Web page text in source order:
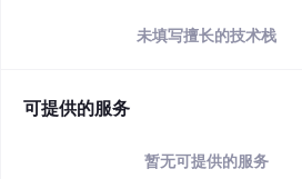
未填写擅长的技术栈
可提供的服务
暂无可提供的服务